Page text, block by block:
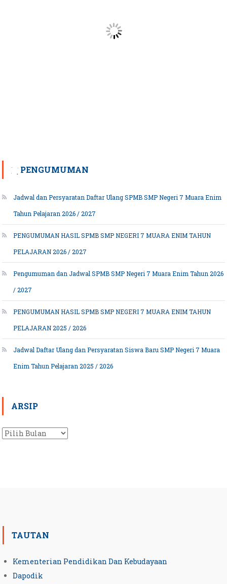
PENGUMUMAN
Jadwal dan Persyaratan Daftar Ulang SPMB SMP Negeri 7 Muara Enim
Tahun Pelajaran 2026 / 2027
PENGUMUMAN HASIL SPMB SMP NEGERI 7 MUARA ENIM TAHUN
PELAJARAN 2026 / 2027
Pengumuman dan Jadwal SPMB SMP Negeri 7 Muara Enim Tahun 2026
/ 2027
PENGUMUMAN HASIL SPMB SMP NEGERI 7 MUARA ENIM TAHUN
PELAJARAN 2025 / 2026
Jadwal Daftar Ulang dan Persyaratan Siswa Baru SMP Negeri 7 Muara
Enim Tahun Pelajaran 2025 / 2026
ARSIP
Arsip
TAUTAN
Kementerian Pendidikan Dan Kebudayaan
Dapodik